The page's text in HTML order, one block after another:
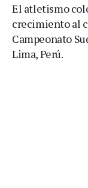
El atletismo
crecimiento al
Campeonato
Lima, Perú.